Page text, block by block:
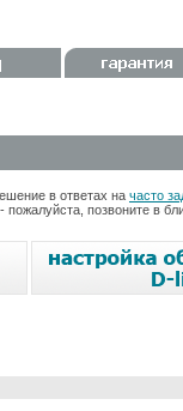
в ответах на часто
позвоните в